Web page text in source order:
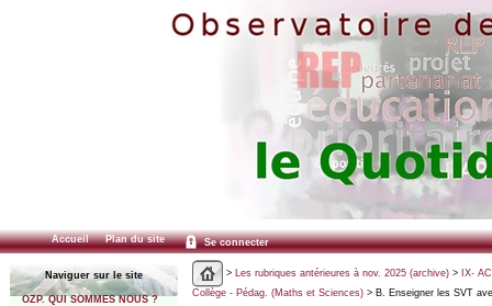
Accueil Plan du site Se connecter
Naviguer sur le site
OZP. QUI SOMMES NOUS ?
> Les rubriques antérieures à nov. 2025 (archive)> IX-
Collège - Pédag. (Maths et Sciences)> B. Enseigner les SVT